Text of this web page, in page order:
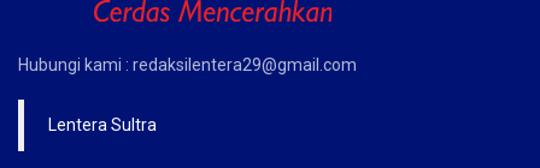
Hubungi kami : redaksilentera29@gmail.com
Lentera Sultra